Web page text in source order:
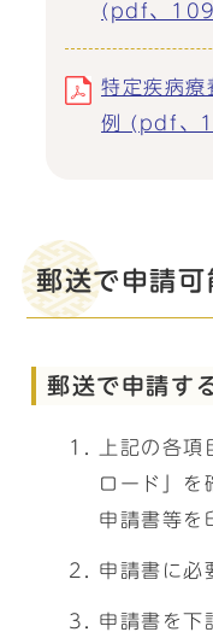
(pdf、
特定疾病
例 (pdf、
郵送で申請可
郵送で申請す
上記の各
ロード」を
申請書等を
申請書に必
申請書を下